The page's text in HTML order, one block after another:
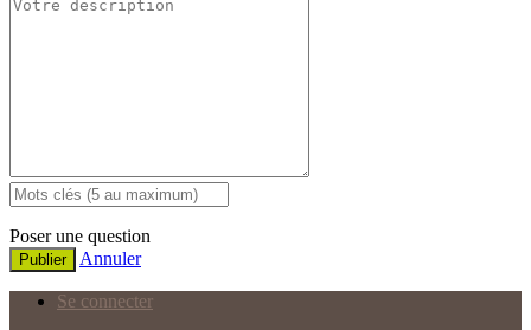
Poser une question
Publier Annuler
Se connecter